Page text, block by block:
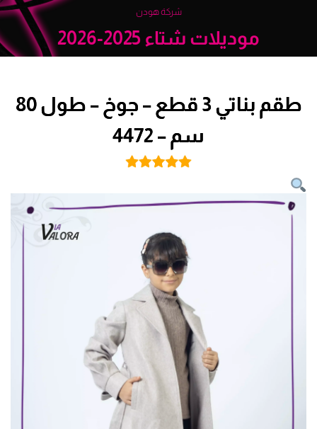
شركة هودن
موديلات شتاء 2025-2026
طقم بناتي 3 قطع – جوخ – طول 80
سم – 4472